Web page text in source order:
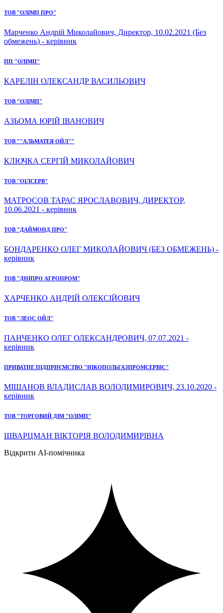
ТОВ "ОЛІМП ПРО"
Марченко Андрій Миколайович, Директор, 10.02.2021 (Без
обмежень) - керівник
ПП "ОЛІМП"
КАРЕЛІН ОЛЕКСАНДР ВАСИЛЬОВИЧ
ТОВ "ОЛІМП"
АЗЬОМА ЮРІЙ ІВАНОВИЧ
ТОВ ""АЛЬМАТЕЯ ОЙЛ""
КЛЮЧКА СЕРГІЙ МИКОЛАЙОВИЧ
ТОВ "ОІЛСЕРВ"
МАТРОСОВ ТАРАС ЯРОСЛАВОВИЧ, ДИРЕКТОР,
10.06.2021 - керівник
ТОВ "ДАЙМОНД ПРО"
БОНДАРЕНКО ОЛЕГ МИКОЛАЙОВИЧ (БЕЗ ОБМЕЖЕНЬ) -
керівник
ТОВ "ДНІПРО АГРОПРОМ"
ХАРЧЕНКО АНДРІЙ ОЛЕКСІЙОВИЧ
ТОВ "ЛЕОС ОЙЛ"
ПАНЧЕНКО ОЛЕГ ОЛЕКСАНДРОВИЧ, 07.07.2021 -
керівник
ПРИВАТНЕ ПІДПРИЄМСТВО "НІКОПОЛЬГАЗПРОМСЕРВІС"
МІШАНОВ ВЛАДИСЛАВ ВОЛОДИМИРОВИЧ, 23.10.2020 -
керівник
ТОВ "ТОРГОВИЙ ДІМ "ОЛІМП"
ШВАРЦМАН ВІКТОРІЯ ВОЛОДИМИРІВНА
Відкрити AI-помічника